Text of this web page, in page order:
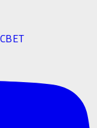
СВЕТ